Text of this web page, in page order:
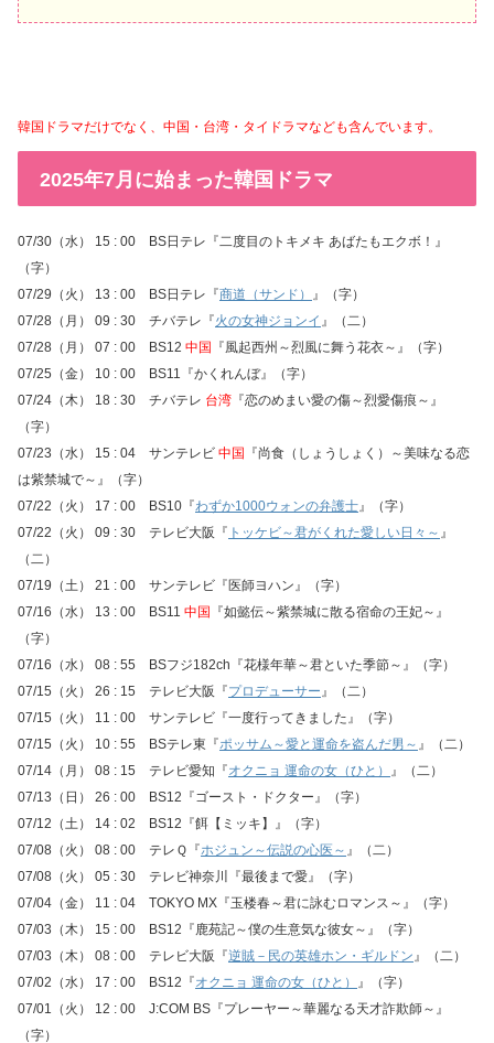
韓国ドラマだけでなく、中国・台湾・タイドラマなども含んでいます。
2025年7月に始まった韓国ドラマ
07/30（水） 15 : 00 BS日テレ『二度目のトキメキ あばたもエクボ！』
（字）
07/29（火） 13 : 00 BS日テレ『商道（サンド） 』（字）
07/28（月） 09 : 30 チバテレ『火の女神ジョンイ 』（二）
07/28（月） 07 : 00 BS12 中国
『風起西州～烈風に舞う花衣～』（字）
07/25（金） 10 : 00 BS11『かくれんぼ』（字）
07/24（木） 18 : 30 チバテレ 台湾 『恋のめまい愛の傷～烈愛傷痕～』
（字）
07/23（水） 15 : 04 サンテレビ 中国
『尚食（しょうしょく）～美味なる恋
は紫禁城で～』（字）
07/22（火） 17 : 00 BS10『わずか1000ウォンの弁護士』（字）
07/22（火） 09 : 30 テレビ大阪『 トッケビ～君がくれた愛しい日々～ 』
（二）
07/19（土） 21 : 00 サンテレビ『医師ヨハン』（字）
07/16（水） 13 : 00 BS11 中国
『如懿伝～紫禁城に散る宿命の王妃～』
（字）
07/16（水） 08 : 55 BSフジ182ch『花様年華～君といた季節～』（字）
07/15（火） 26 : 15 テレビ大阪『プロデューサー』（二）
07/15（火） 11 : 00 サンテレビ『一度行ってきました』（字）
07/15（火） 10 : 55 BSテレ東『ポッサム～愛と運命を盗んだ男～ 』（二）
07/14（月） 08 : 15 テレビ愛知『オクニョ 運命の女（ひと） 』（二）
07/13（日） 26 : 00 BS12『ゴースト・ドクター』（字）
07/12（土） 14 : 02 BS12『餌【ミッキ】』（字）
07/08（火） 08 : 00 テレＱ『ホジュン～伝説の心医～ 』（二）
07/08（火） 05 : 30 テレビ神奈川『最後まで愛』（字）
07/04（金） 11 : 04 TOKYO MX『玉楼春～君に詠むロマンス～』（字）
07/03（木） 15 : 00 BS12『鹿苑記～僕の生意気な彼女～』（字）
07/03（木） 08 : 00 テレビ大阪『逆賊－民の英雄ホン・ギルドン』（二）
07/02（水） 17 : 00 BS12『オクニョ 運命の女（ひと） 』（字）
07/01（火） 12 : 00 J:COM BS『プレーヤー～華麗なる天才詐欺師～』
（字）